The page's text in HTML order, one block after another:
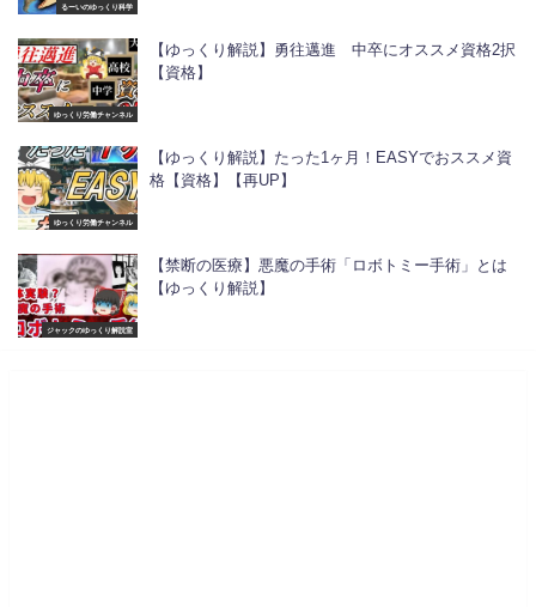
るーいのゆっくり科学
ゆっくり労働チャンネル
【ゆっくり解説】勇往邁進 中卒にオススメ資格2択
【資格】
ゆっくり労働チャンネル
【ゆっくり解説】たった1ヶ月！EASYでおススメ資
格【資格】【再UP】
ジャックのゆっくり解説室
【禁断の医療】悪魔の手術「ロボトミー手術」とは
【ゆっくり解説】